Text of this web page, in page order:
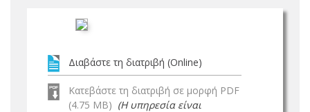
Διαβάστε τη διατριβή (Online)
Κατεβάστε τη διατριβή σε μορφή PDF
(4.75 MB) (Η υπηρεσία είναι